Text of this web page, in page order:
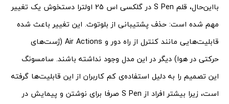
بااین‌حال، قلم S Pen در گلکسی اس 25 اولترا دستخوش یک تغییر
مهم شده است: حذف پشتیبانی از بلوتوث. این تغییر باعث شده
قابلیت‌هایی مانند کنترل از راه دور و Air Actions (ژست‌های
حرکتی در هوا) دیگر در این مدل وجود نداشته باشند. سامسونگ
این تصمیم را به دلیل استفاده‌ی کم کاربران از این قابلیت‌ها گرفته
است، زیرا بیشتر افراد از S Pen صرفا برای نوشتن و پیمایش در